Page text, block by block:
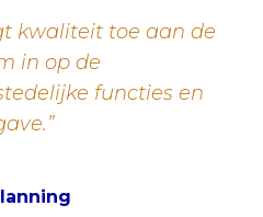
kwaliteit toe aan de
in op de
functies en